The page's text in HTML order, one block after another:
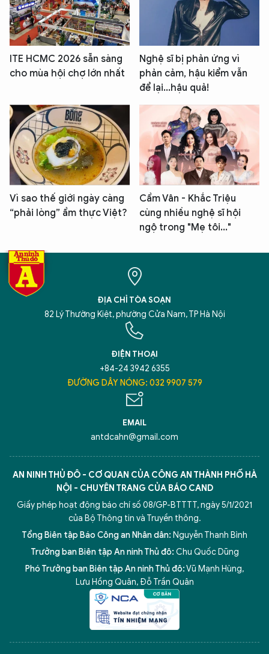
ITE HCMC 2026 sẵn sàng
cho mùa hội chợ lớn nhất
Nghệ sĩ bị phản ứng vì
phản cảm, hậu kiểm vẫn
để lại...hậu quả!
Vì sao thế giới ngày càng
“phải lòng” ẩm thực Việt?
Cẩm Vân - Khắc Triệu
cùng nhiều nghệ sĩ hội
ngộ trong "Mẹ tôi..."
ĐỊA CHỈ TÒA SOẠN
82 Lý Thường Kiệt, phường Cửa Nam, TP Hà Nội
ĐIỆN THOẠI
+84-24 3942 6355
ĐƯỜNG DÂY NÓNG: 032 9907 579
EMAIL
antdcahn@gmail.com
AN NINH THỦ ĐÔ - CƠ QUAN CỦA CÔNG AN THÀNH PHỐ HÀ
NỘI - CHUYÊN TRANG CỦA BÁO CAND
Giấy phép hoạt động báo chí số 08/GP-BTTTT, ngày 5/1/2021
của Bộ Thông tin và Truyền thông.
Tổng Biên tập Báo Công an Nhân dân: Nguyễn Thanh Bình
Trưởng ban Biên tập An ninh Thủ đô: Chu Quốc Dũng
Phó Trưởng ban Biên tập An ninh Thủ đô:Vũ Mạnh Hùng,
Lưu Hồng Quân, Đỗ Trần Quân
5 điểm nghẽn của Hà Nội giải pháp xử lý điểm nghẽn của